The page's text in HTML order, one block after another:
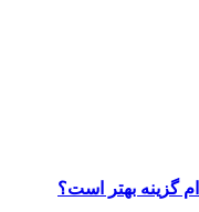
گزینه بهتر است؟